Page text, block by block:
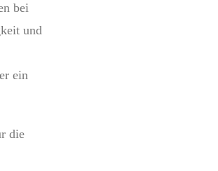
bei
und
ein
die